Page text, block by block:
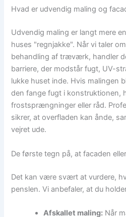
Hvad er udvendig maling og
Udvendig maling er langt mere
huses "regnjakke". Når vi taler
behandling af træværk, handler
barriere, der modstår fugt, UV-
lukke huset inde. Hvis malingen
den fange fugt i konstruktionen,
frostsprængninger eller råd.
sikrer, at overfladen kan ånde,
vejret ude.
De første tegn på, at facaden
Det kan være svært at vurdere,
penslen. Vi anbefaler, at du
Afskallet maling: Når